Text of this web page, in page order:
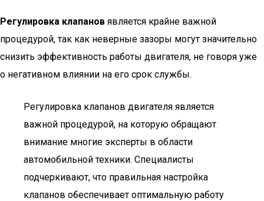
Регулировка клапанов является крайне важной
процедурой, так как неверные зазоры могут значительно
снизить эффективность работы двигателя, не говоря уже
о негативном влиянии на его срок службы.
Регулировка клапанов двигателя является
важной процедурой, на которую обращают
внимание многие эксперты в области
автомобильной техники. Специалисты
подчеркивают, что правильная настройка
клапанов обеспечивает оптимальную работу